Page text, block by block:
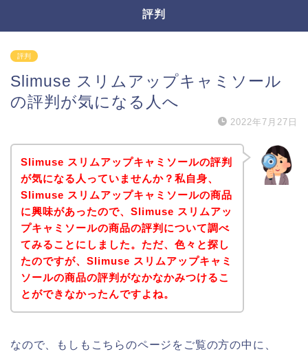
評判
評判
Slimuse スリムアップキャミソール
の評判が気になる人へ
2022年7月27日
Slimuse スリムアップキャミソールの評判
が気になる人っていませんか？私自身、
Slimuse スリムアップキャミソールの商品
に興味があったので、Slimuse スリムアッ
プキャミソールの商品の評判について調べ
てみることにしました。ただ、色々と探し
たのですが、Slimuse スリムアップキャミ
ソールの商品の評判がなかなかみつけるこ
とができなかったんですよね。
なので、もしもこちらのページをご覧の方の中に、